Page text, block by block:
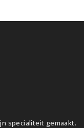
specialiteit gemaakt.